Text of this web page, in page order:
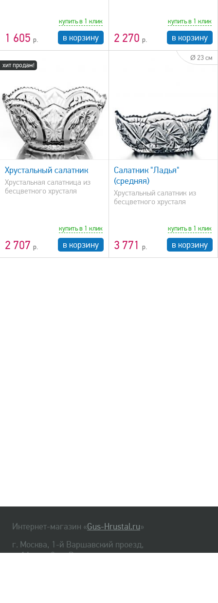
1 605
купить в 1 клик
в корзину 2 270
купить в 1 клик
в корзину
хит продаж!
Хрустальный салатник
Хрустальная салатница из
бесцветного хрусталя
2 707
купить в 1 клик
в корзину
Ø 23 см
быстрый просмотр
Салатник "Ладья"
(средняя)
Хрустальный салатник из
бесцветного хрусталя
3 771
купить в 1 клик
в корзину
Интернет-магазин «Gus-Hrustal.ru»
г. Москва, 1-й Варшавский проезд,
д. 1А, стр. 3, м. Варшавская